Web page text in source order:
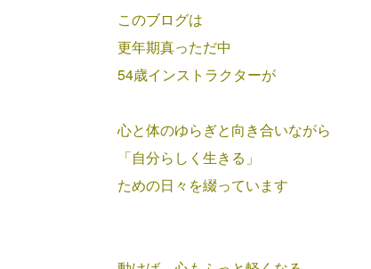
このブログは
更年期真っただ中
54歳インストラクターが
心と体のゆらぎと向き合いながら
「自分らしく生きる」
ための日々を綴っています